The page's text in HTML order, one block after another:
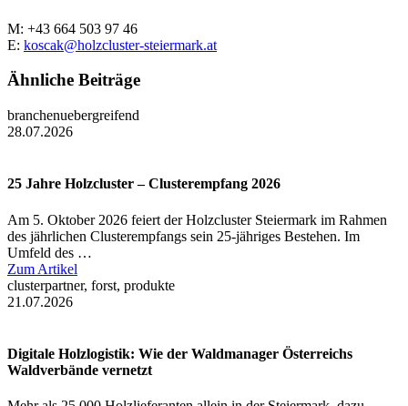
M: +43 664 503 97 46
E: koscak@holzcluster-steiermark.at
Ähnliche Beiträge
branchenuebergreifend
28.07.2026
25 Jahre Holzcluster – Clusterempfang 2026
Am 5. Oktober 2026 feiert der Holzcluster Steiermark im Rahmen
des jährlichen Clusterempfangs sein 25-jähriges Bestehen. Im
Umfeld des …
Zum Artikel
clusterpartner, forst, produkte
21.07.2026
Digitale Holzlogistik: Wie der Waldmanager Österreichs
Waldverbände vernetzt